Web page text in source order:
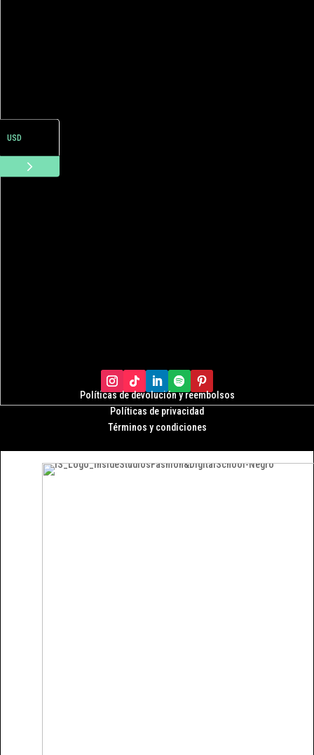
Políticas de devolución y reembolsos
Políticas de privacidad
Términos y condiciones
USD